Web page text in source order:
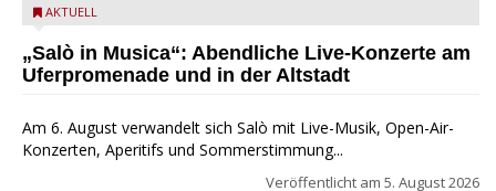
Salò in Musica 2026
AKTUELL
„Salò in Musica“: Abendliche Live-Konzerte am
Uferpromenade und in der Altstadt
Am 6. August verwandelt sich Salò mit Live-Musik, Open-Air-
Konzerten, Aperitifs und Sommerstimmung...
Veröffentlicht am 5. August 2026